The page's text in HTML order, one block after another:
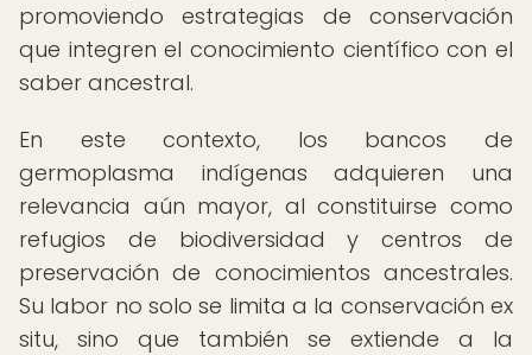
promoviendo estrategias de conservación
que integren el conocimiento científico con el
saber ancestral.
En este contexto, los bancos de
germoplasma indígenas adquieren una
relevancia aún mayor, al constituirse como
refugios de biodiversidad y centros de
preservación de conocimientos ancestrales.
Su labor no solo se limita a la conservación ex
situ, sino que también se extiende a la